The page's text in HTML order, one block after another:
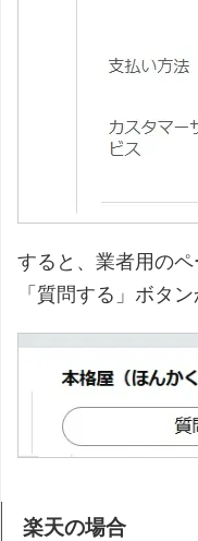
すると、業者用の
「質問する」ボタ
楽天の場合